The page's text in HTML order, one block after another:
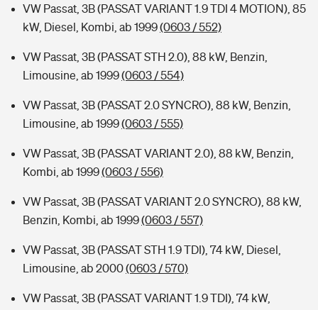
VW Passat, 3B (PASSAT VARIANT 1.9 TDI 4 MOTION), 85
kW, Diesel, Kombi, ab 1999(0603 / 552)
VW Passat, 3B (PASSAT STH 2.0), 88 kW, Benzin,
Limousine, ab 1999(0603 / 554)
VW Passat, 3B (PASSAT 2.0 SYNCRO), 88 kW, Benzin,
Limousine, ab 1999(0603 / 555)
VW Passat, 3B (PASSAT VARIANT 2.0), 88 kW, Benzin,
Kombi, ab 1999(0603 / 556)
VW Passat, 3B (PASSAT VARIANT 2.0 SYNCRO), 88 kW,
Benzin, Kombi, ab 1999(0603 / 557)
VW Passat, 3B (PASSAT STH 1.9 TDI), 74 kW, Diesel,
Limousine, ab 2000(0603 / 570)
VW Passat, 3B (PASSAT VARIANT 1.9 TDI), 74 kW,